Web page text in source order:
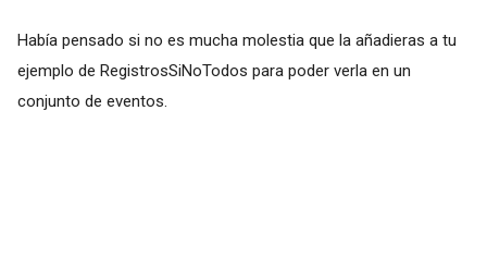
Había pensado si no es mucha molestia que la añadieras a tu
ejemplo de RegistrosSiNoTodos para poder verla en un
conjunto de eventos.